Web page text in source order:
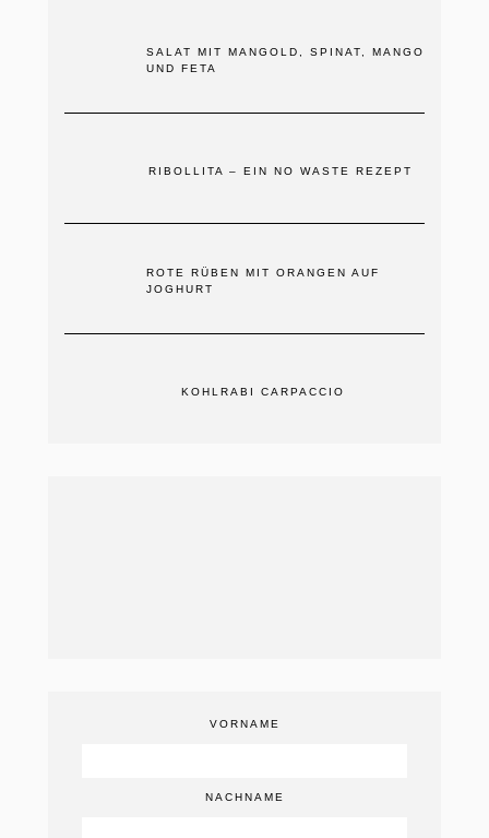
SALAT MIT MANGOLD, SPINAT, MANGO
UND FETA
RIBOLLITA – EIN NO WASTE REZEPT
ROTE RÜBEN MIT ORANGEN AUF
JOGHURT
KOHLRABI CARPACCIO
VORNAME
NACHNAME